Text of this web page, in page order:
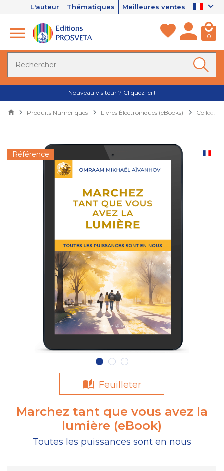
L'auteur Thématiques Meilleures ventes
0
Nouveau visiteur ? Cliquez ici !
Produits Numériques Livres Électroniques (eBooks)
Référence
Feuilleter
Marchez tant que vous avez la
lumière (eBook)
Toutes les puissances sont en nous